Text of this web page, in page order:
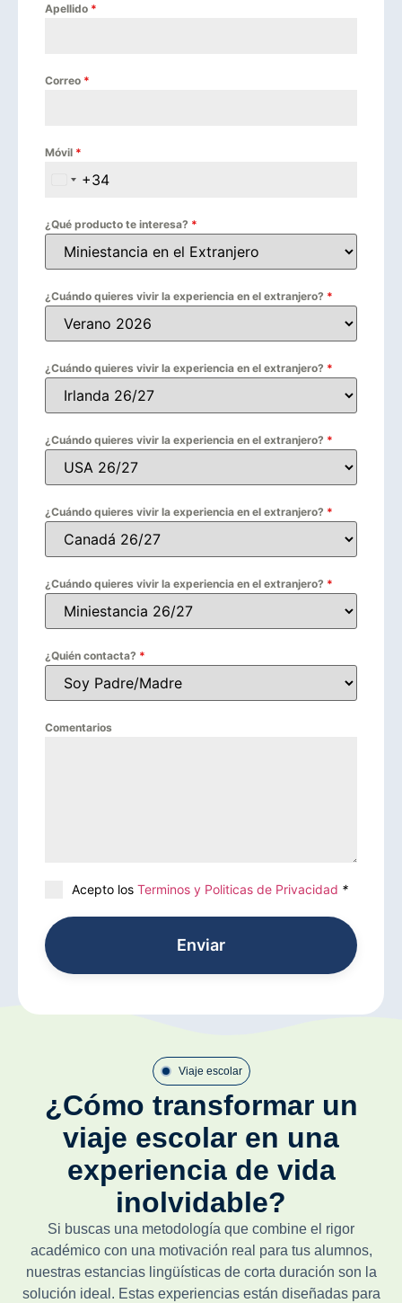
Apellido *
Correo *
Móvil *
Spain +34
+34
¿Qué producto te interesa? *
¿Cuándo quieres vivir la experiencia en el extranjero? *
¿Cuándo quieres vivir la experiencia en el extranjero? *
¿Cuándo quieres vivir la experiencia en el extranjero? *
¿Cuándo quieres vivir la experiencia en el extranjero? *
¿Cuándo quieres vivir la experiencia en el extranjero? *
¿Quién contacta? *
Comentarios
Acepto los Terminos y Politicas de Privacidad *
Enviar
Viaje escolar
¿Cómo transformar un
viaje escolar en una
experiencia de vida
inolvidable?
Si buscas una metodología que combine el rigor
académico con una motivación real para tus alumnos,
nuestras estancias lingüísticas de corta duración son la
solución ideal. Estas experiencias están diseñadas para